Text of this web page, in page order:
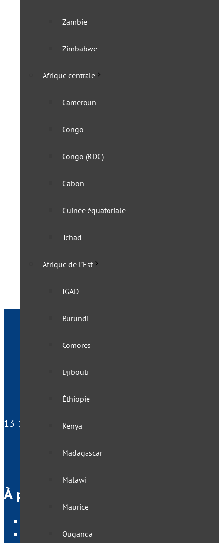
Zambie
Zimbabwe
Afrique centrale
Cameroun
Congo
Congo (RDC)
Gabon
Guinée équatoriale
Tchad
Afrique de l’Est
IGAD
Burundi
Comores
Djibouti
Éthiopie
Kenya
Madagascar
Malawi
Maurice
Ouganda
13-15 rue du Docteur Laurent, 75013 Paris - France
À propos de VisasNews
Mentions légales